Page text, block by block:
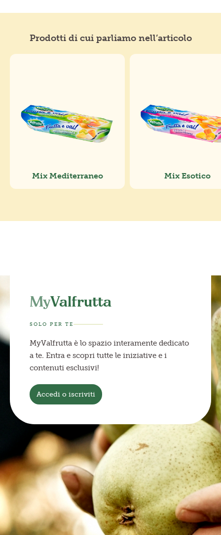
Prodotti di cui parliamo nell’articolo
Mix Mediterraneo Mix Esotico
MyValfrutta
SOLO PER TE
MyValfrutta è lo spazio interamente dedicato
a te. Entra e scopri tutte le iniziative e i
contenuti esclusivi!
Accedi o iscriviti